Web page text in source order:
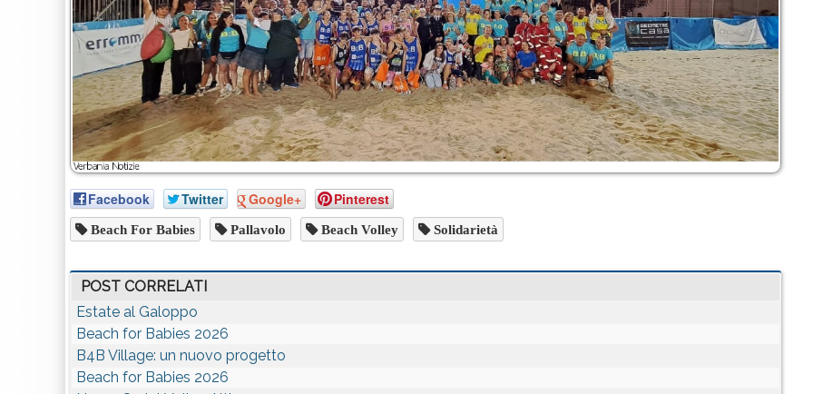
Facebook Twitter Google+ Pinterest
Beach For Babies Pallavolo Beach Volley Solidarietà
POST CORRELATI
Estate al Galoppo
Beach for Babies 2026
B4B Village: un nuovo progetto
Beach for Babies 2026